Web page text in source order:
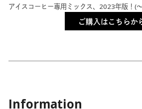
アイスコーヒー専用ミックス、2023年版！(
ご購入はこちらか
Information